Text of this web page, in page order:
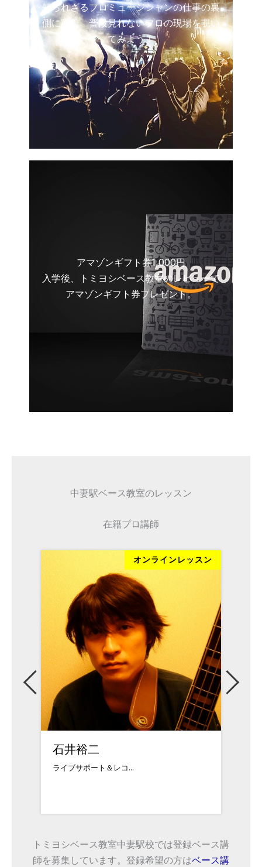
知られざるプロミュージシャンの仕事の裏
側に密着。普段見れないプロの現場を覗い
てみよう！
アマゾンギフト券1,000円
入学後、トミヨシベース教室のレビューで
アマゾンギフト券プレゼント。
中妻駅ベース教室のレッスン
在籍プロ講師
オンラインレッスン
石井裕二
ライブサポート＆レコ...
トミヨシベース教室中妻駅校では登録ベース講
師を募集しています。登録希望の方はベース講